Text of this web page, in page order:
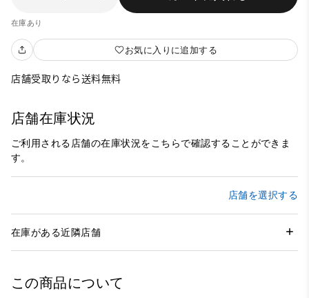
在庫あり
お気に入りに追加する
店舗受取りなら送料無料
店舗在庫状況
ご利用される店舗の在庫状況をこちらで確認することができま
す。
店舗を選択する
在庫がある近隣店舗
この商品について